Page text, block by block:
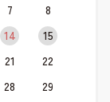
7
8
14
15
21
22
28
29